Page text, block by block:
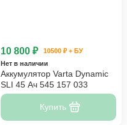
10 800 ₽
10500 ₽ + БУ
Нет в наличии
Аккумулятор Varta Dynamic
SLI 45 Ач 545 157 033
Купить